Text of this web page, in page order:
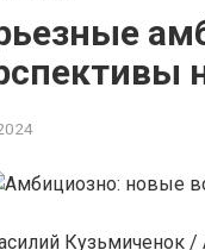
Кузьмиченок /